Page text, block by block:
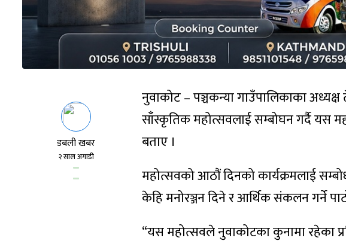
डबली खबर
२ साल अगाडी
नुवाकोट – पञ्चकन्या गाउँपालिकाका
साँस्कृतिक महोत्सवलाई सम्बोघन गर्दै यस
बताए ।
महोत्सवको आठौं दिनको कार्यक्रमलाई
केहि मनोरञ्जन दिने र आर्थिक संकलन गर्ने
“यस महोत्सवले नुवाकोटका कुनामा रहेका